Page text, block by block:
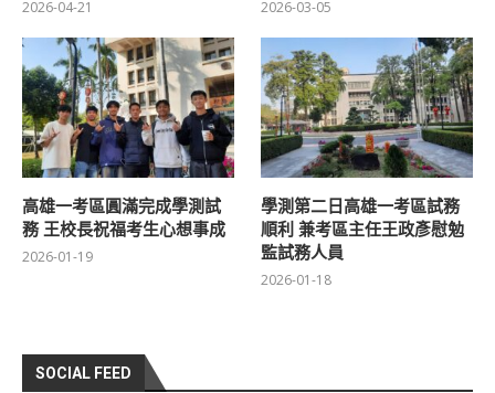
2026-04-21 2026-03-05
高雄一考區圓滿完成學測試
務 王校長祝福考生心想事成
2026-01-19
學測第二日高雄一考區試務
順利 兼考區主任王政彥慰勉
監試務人員
2026-01-18
SOCIAL FEED